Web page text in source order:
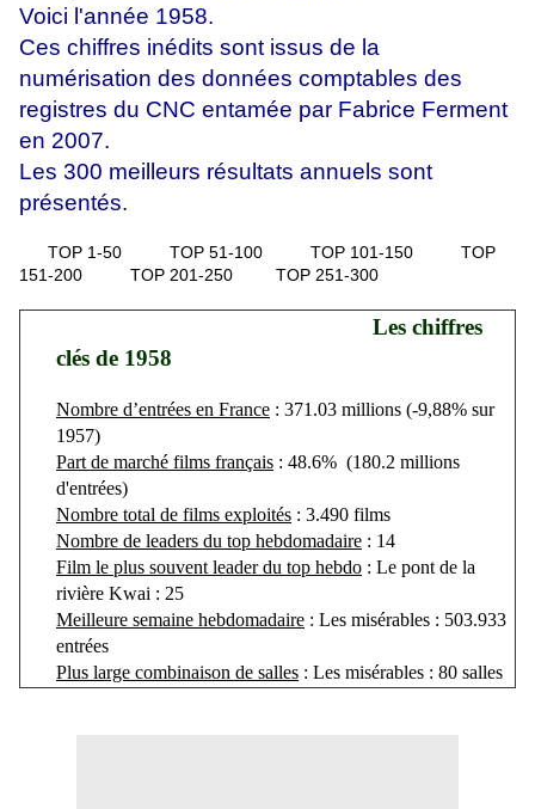
Voici l'année 1958.
Ces chiffres inédits sont issus de la
numérisation des données comptables des
registres du CNC entamée par Fabrice Ferment
en 2007.
Les 300 meilleurs résultats annuels sont
présentés.
TOP 1-50 TOP 51-100 TOP 101-150
TOP
151-200
TOP 201-250 TOP 251-300
Les chiffres
clés de 1958
Nombre d’entrées en France : 371.03 millions (-9,88% sur
1957)
Part de marché films français : 48.6% (180.2 millions
d'entrées)
Nombre total de films exploités : 3.490 films
Nombre de leaders du top hebdomadaire : 14
Film le plus souvent leader du top hebdo : Le pont de la
rivière Kwai : 25
Meilleure semaine hebdomadaire : Les misérables : 503.933
entrées
Plus large combinaison de salles : Les misérables : 80 salles